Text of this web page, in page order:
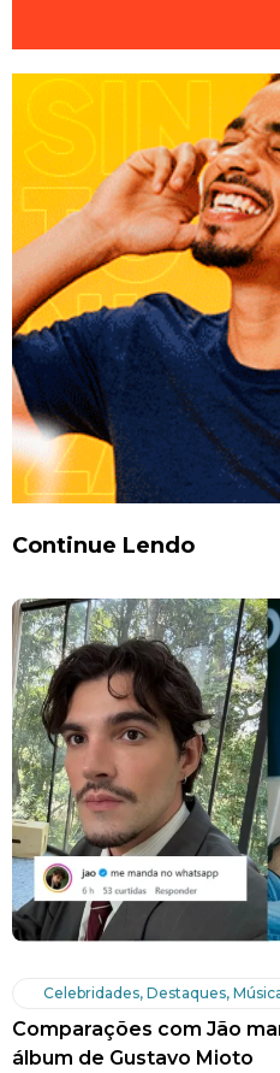
Continue Lendo
Celebridades, Destaques,
Comparações com Jão
álbum de Gustavo Mioto